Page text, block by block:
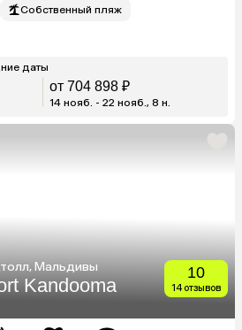
Собственный пляж
даты
от 704 898 ₽
14 нояб. - 22 нояб., 8 н.
Мальдивы
Kandooma
10
14 отзывов